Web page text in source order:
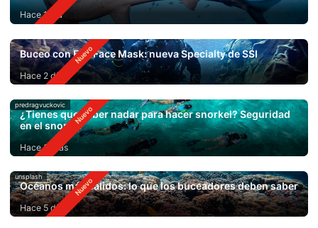
Hace 1 día
Buceo con Full Face Mask: nueva Specialty de SSI
Hace 2 días
predragvuckovic
¿Tienes que saber nadar para hacer snorkel? Seguridad
en el snorkel
Hace 3 días
unsplash
Océanos más cálidos: lo que los buceadores deben saber
Hace 5 días